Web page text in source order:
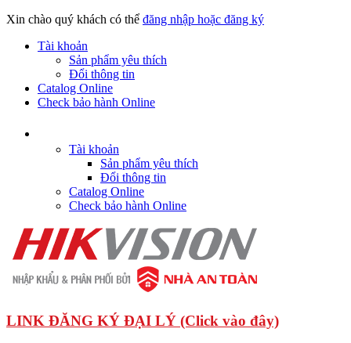
Xin chào quý khách có thể đăng nhập hoặc đăng ký
Tài khoản
Sản phẩm yêu thích
Đổi thông tin
Catalog Online
Check bảo hành Online
Tài khoản
Sản phẩm yêu thích
Đổi thông tin
Catalog Online
Check bảo hành Online
LINK ĐĂNG KÝ ĐẠI LÝ (Click vào đây)